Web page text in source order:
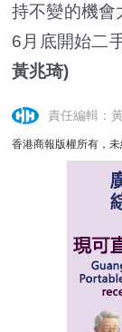
持不變的機會
6月底開始二
黃兆琦)
責任編輯：
香港商報版權所有，未